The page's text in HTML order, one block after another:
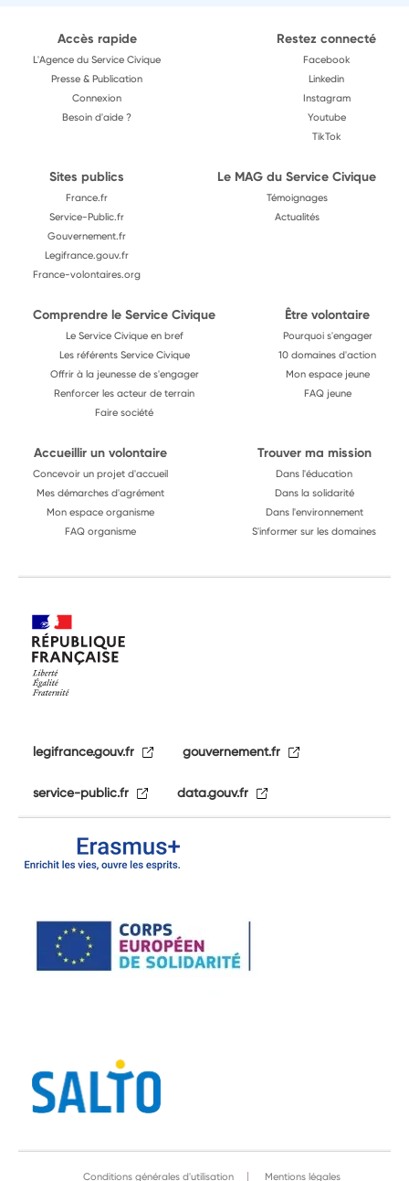
Accès rapide
L'Agence du Service Civique
Presse & Publication
Connexion
Besoin d'aide ?
Restez connecté
Facebook
Linkedin
Instagram
Youtube
TikTok
Sites publics
France.fr
Service-Public.fr
Gouvernement.fr
Legifrance.gouv.fr
France-volontaires.org
Le MAG du Service Civique
Témoignages
Actualités
Comprendre le Service Civique
Le Service Civique en bref
Les référents Service Civique
Offrir à la jeunesse de s'engager
Renforcer les acteur de terrain
Faire société
Être volontaire
Pourquoi s'engager
10 domaines d'action
Mon espace jeune
FAQ jeune
Accueillir un volontaire
Concevoir un projet d'accueil
Mes démarches d'agrément
Mon espace organisme
FAQ organisme
Trouver ma mission
Dans l'éducation
Dans la solidarité
Dans l'environnement
S'informer sur les domaines
legifrance.gouv.fr gouvernement.fr
service-public.fr data.gouv.fr
Conditions générales d'utilisation Mentions légales